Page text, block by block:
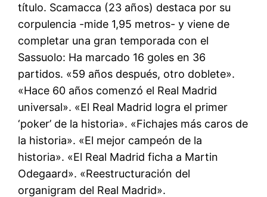
título. Scamacca (23 años) destaca por su
corpulencia -mide 1,95 metros- y viene de
completar una gran temporada con el
Sassuolo: Ha marcado 16 goles en 36
partidos. «59 años después, otro doblete».
«Hace 60 años comenzó el Real Madrid
universal». «El Real Madrid logra el primer
‘poker’ de la historia». «Fichajes más caros de
la historia». «El mejor campeón de la
historia». «El Real Madrid ficha a Martin
Odegaard». «Reestructuración del
organigram del Real Madrid».